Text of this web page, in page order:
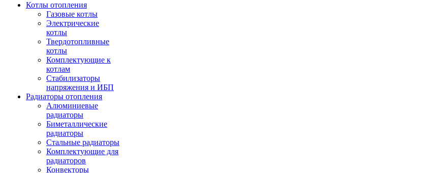
Котлы отопления
Газовые котлы
Электрические
котлы
Твердотопливные
котлы
Комплектующие к
котлам
Стабилизаторы
напряжения и ИБП
Радиаторы отопления
Алюминиевые
радиаторы
Биметаллические
радиаторы
Стальные радиаторы
Комплектующие для
радиаторов
Конвекторы